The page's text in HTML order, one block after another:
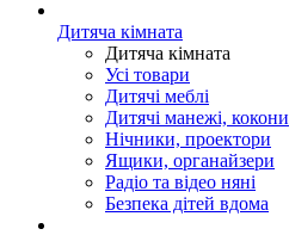
Дитяча кімната
Дитяча кімната
Усі товари
Дитячі меблі
Дитячі манежі, кокони
Нічники, проектори
Ящики, органайзери
Радіо та відео няні
Безпека дітей вдома